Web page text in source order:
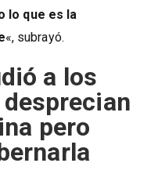
lo que es la
«, subrayó.
a los
pero